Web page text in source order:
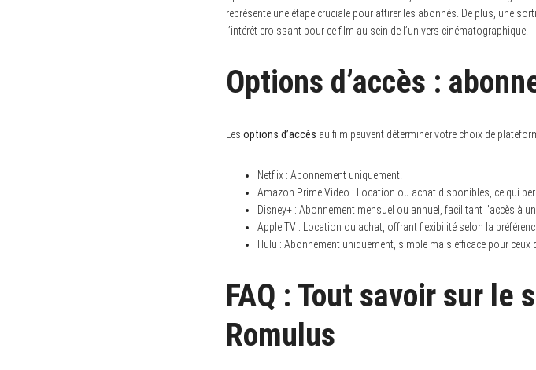
représente une étape cruciale pour attirer les abonnés. De plus, une
l’intérêt croissant pour ce film au sein de l’univers cinématographique.
Options d’accès :
Les options d’accès au film peuvent déterminer votre choix de
Netflix : Abonnement uniquement.
Amazon Prime Video : Location ou achat disponibles, ce qui
Disney+ : Abonnement mensuel ou annuel, facilitant l’accès à
Apple TV : Location ou achat, offrant flexibilité selon la
Hulu : Abonnement uniquement, simple mais efficace pour
FAQ : Tout savoir sur le
Romulus